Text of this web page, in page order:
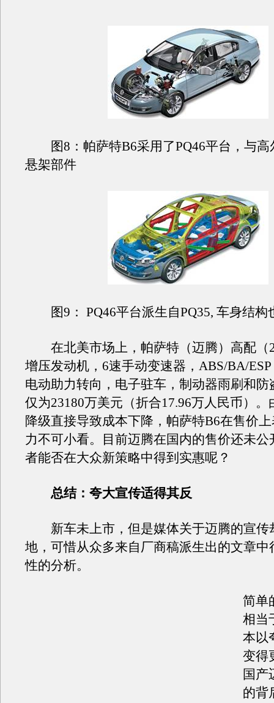
图8：帕萨特B6采用了PQ46平台，与高
悬架部件
图9： PQ46平台派生自PQ35, 车身结构
在北美市场上，帕萨特（迈腾）高配（
增压发动机，6速手动变速器，ABS/BA/
电动助力转向，电子驻车，制动器雨刷和防
仅为23180万美元（折合17.96万人民币）。
降级直接导致成本下降，帕萨特B6在售价
力不可小看。目前迈腾在国内的售价还未公
者能否在大众新策略中得到实惠呢？
总结：夸大宣传适得其反
新车未上市，但是媒体关于迈腾的宣传
地，可惜从众多来自厂商稿派生出的文章中
性的分析。
简单
相当
本以
变得
国产
的背